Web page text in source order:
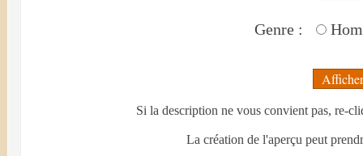
Genre :
Si la description ne vous convient pas, re-
La création de l'aperçu peut